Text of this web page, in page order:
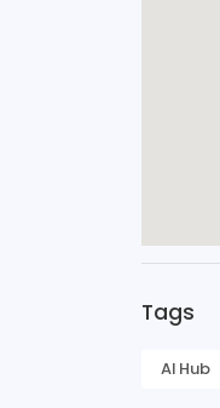
Tags
AI Hub